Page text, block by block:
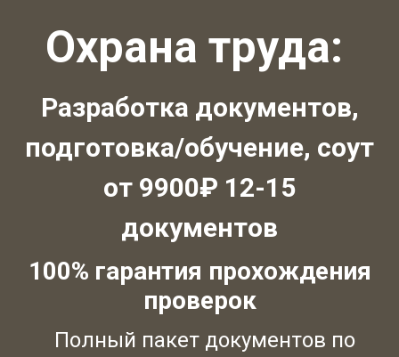
Охрана труда:
Разработка документов,
подготовка/обучение, соут
от 9900₽ 12-15
документов
100% гарантия прохождения
проверок
Полный пакет документов по